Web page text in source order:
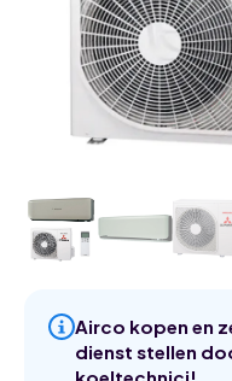
Airco kopen en
dienst stellen